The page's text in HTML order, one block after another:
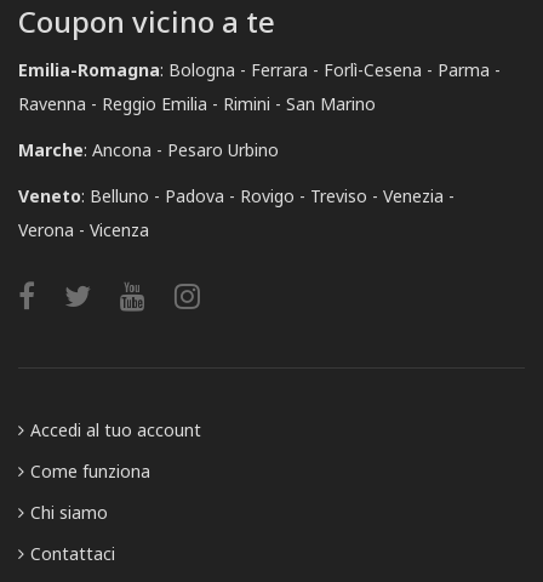
Coupon vicino a te
Emilia-Romagna: Bologna Ferrara Forlì-Cesena
Parma
Ravenna
Reggio Emilia Rimini
San Marino
Marche: Ancona
Pesaro Urbino
Veneto: Belluno Padova Rovigo Treviso
Venezia
Verona
Vicenza
Accedi al tuo account
Come funziona
Chi siamo
Contattaci